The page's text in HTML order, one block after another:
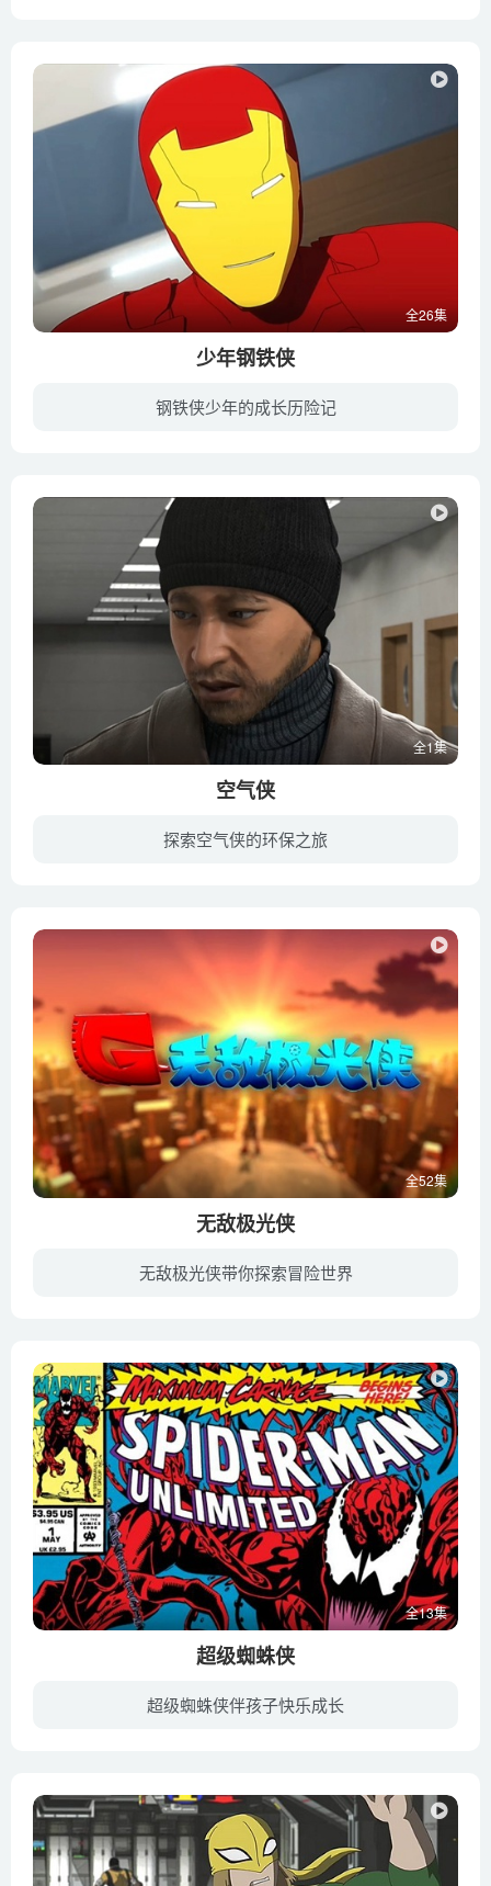
全26集
少年钢铁侠
钢铁侠少年的成长历险记
全1集
空气侠
探索空气侠的环保之旅
全52集
无敌极光侠
无敌极光侠带你探索冒险世界
全13集
超级蜘蛛侠
超级蜘蛛侠伴孩子快乐成长